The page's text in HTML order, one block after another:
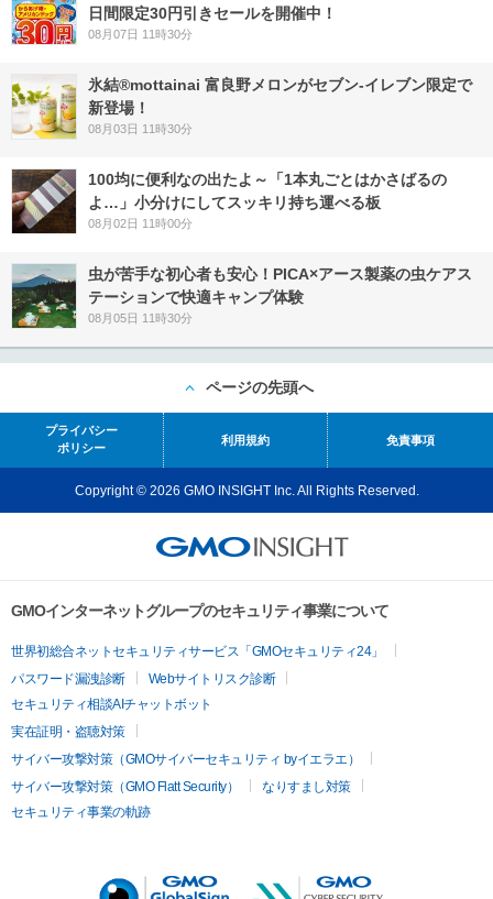
日間限定30円引きセールを開催中！
08月07日 11時30分
氷結®mottainai 富良野メロンがセブン‐イレブン限定で
新登場！
08月03日 11時30分
100均に便利なの出たよ～「1本丸ごとはかさばるの
よ…」小分けにしてスッキリ持ち運べる板
08月02日 11時00分
虫が苦手な初心者も安心！PICA×アース製薬の虫ケアス
テーションで快適キャンプ体験
08月05日 11時30分
ページの先頭へ
プライバシー
ポリシー
利用規約 免責事項
Copyright © 2026 GMO INSIGHT Inc. All Rights Reserved.
GMOインターネットグループのセキュリティ事業について
世界初総合ネットセキュリティサービス「GMOセキュリティ24」
パスワード漏洩診断
Webサイトリスク診断
セキュリティ相談AIチャットボット
実在証明・盗聴対策
サイバー攻撃対策（GMOサイバーセキュリティ byイエラエ）
サイバー攻撃対策（GMO Flatt Security）
なりすまし対策
セキュリティ事業の軌跡